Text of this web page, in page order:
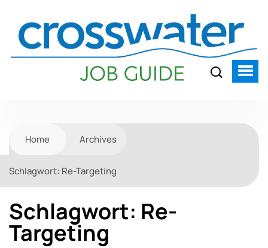
Home Archives
Schlagwort: Re-Targeting
Schlagwort: Re-
Targeting